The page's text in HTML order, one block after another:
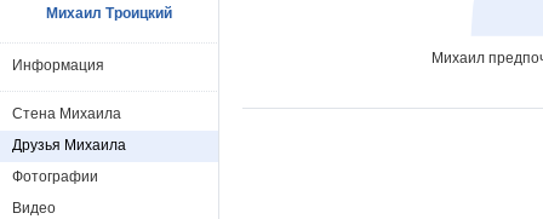
Михаил
Михаил Троицкий
Информация
Стена Михаила
Друзья Михаила
Фотографии
Видео